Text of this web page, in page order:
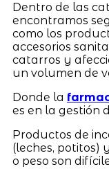
Dentro de las
encontramos
como los
accesorios
catarros y
un volumen de
Donde la
es en la gestión
Productos de
(leches, potitos)
o peso son